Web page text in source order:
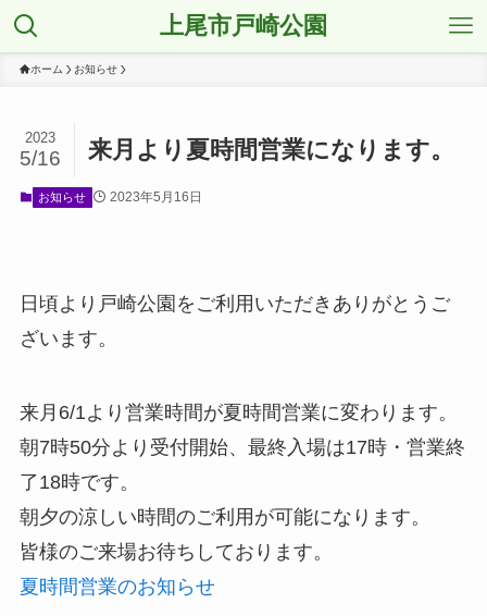
上尾市戸崎公園
ホーム お知らせ
来月より夏時間営業になります。
2023
5/16
お知らせ 2023年5月16日
日頃より戸崎公園をご利用いただきありがとうご
ざいます。
来月6/1より営業時間が夏時間営業に変わります。
朝7時50分より受付開始、最終入場は17時・営業終
了18時です。
朝夕の涼しい時間のご利用が可能になります。
皆様のご来場お待ちしております。
夏時間営業のお知らせ